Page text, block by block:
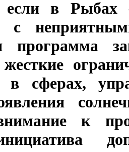
если в
с
программа
в сферах,
к